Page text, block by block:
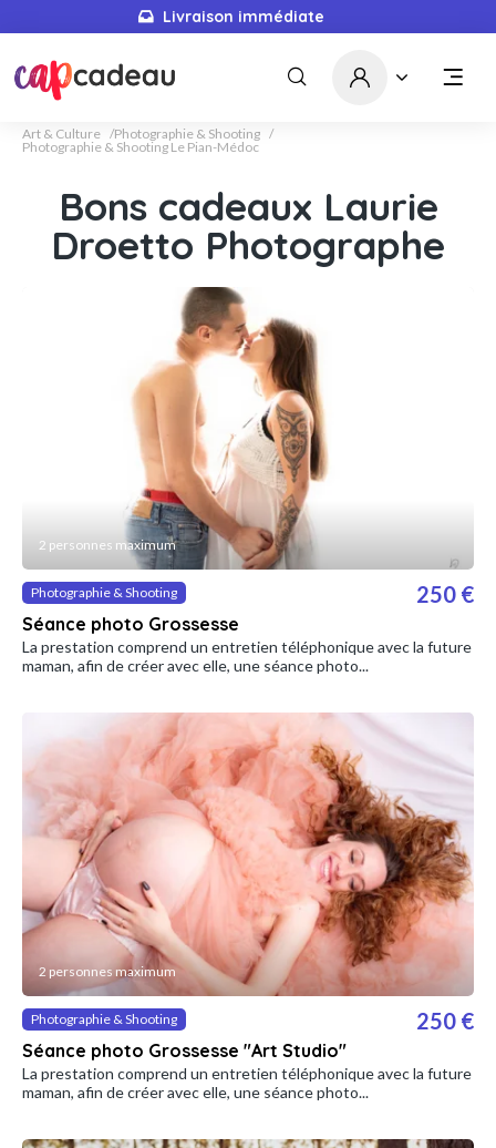
Livraison immédiate
Art & Culture
Photographie & Shooting
Photographie & Shooting Le Pian-Médoc
Bons cadeaux Laurie
Droetto Photographe
2 personnes maximum
Photographie & Shooting
Séance photo Grossesse
250 €
La prestation comprend un entretien téléphonique avec la future
maman, afin de créer avec elle, une séance photo...
2 personnes maximum
Photographie & Shooting
Séance photo Grossesse "Art Studio"
250 €
La prestation comprend un entretien téléphonique avec la future
maman, afin de créer avec elle, une séance photo...